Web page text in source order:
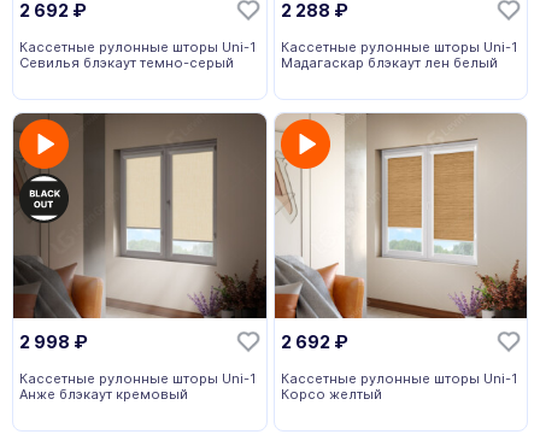
2 692 ₽
Кассетные рулонные шторы Uni-1
Севилья блэкаут темно-серый
2 288 ₽
Кассетные рулонные шторы Uni-1
Мадагаскар блэкаут лен белый
2 998 ₽
Кассетные рулонные шторы Uni-1
Анже блэкаут кремовый
2 692 ₽
Кассетные рулонные шторы Uni-1
Корсо желтый